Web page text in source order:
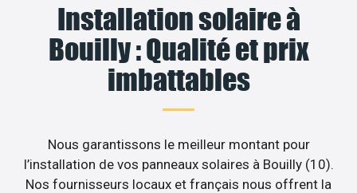
Installation solaire à
Bouilly : Qualité et prix
imbattables
Nous garantissons le meilleur montant pour
l’installation de vos panneaux solaires à Bouilly (10).
Nos fournisseurs locaux et français nous offrent la